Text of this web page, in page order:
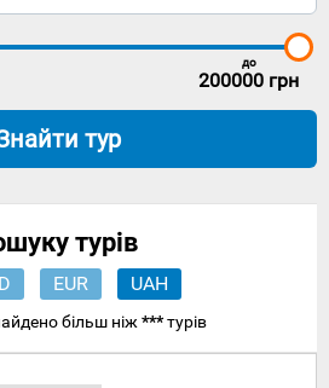
до
200000 грн
тур
турів
EUR UAH
більш ніж ***турів